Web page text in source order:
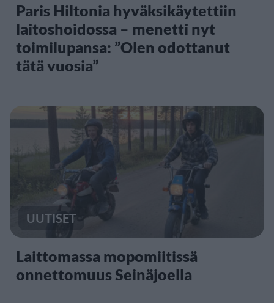
Paris Hiltonia hyväksikäytettiin
laitoshoidossa – menetti nyt
toimilupansa: ”Olen odottanut
tätä vuosia”
UUTISET
Laittomassa mopomiitissä
onnettomuus Seinäjoella